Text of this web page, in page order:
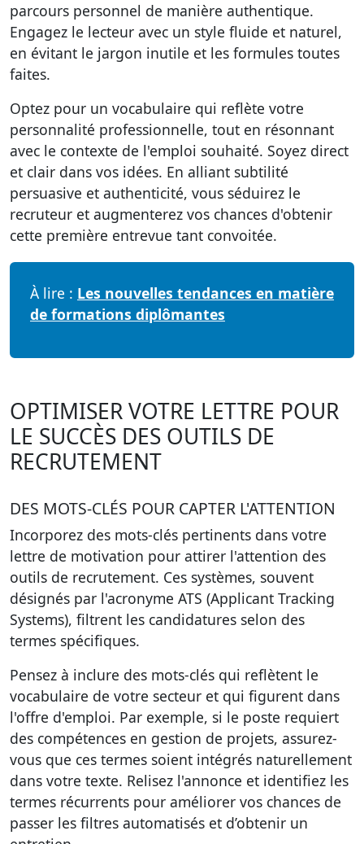
parcours personnel de manière authentique.
Engagez le lecteur avec un style fluide et naturel,
en évitant le jargon inutile et les formules toutes
faites.
Optez pour un vocabulaire qui reflète votre
personnalité professionnelle, tout en résonnant
avec le contexte de l'emploi souhaité. Soyez direct
et clair dans vos idées. En alliant subtilité
persuasive et authenticité, vous séduirez le
recruteur et augmenterez vos chances d'obtenir
cette première entrevue tant convoitée.
À lire : Les nouvelles tendances en matière
de formations diplômantes
OPTIMISER VOTRE LETTRE POUR
LE SUCCÈS DES OUTILS DE
RECRUTEMENT
DES MOTS-CLÉS POUR CAPTER L'ATTENTION
Incorporez des mots-clés pertinents dans votre
lettre de motivation pour attirer l'attention des
outils de recrutement. Ces systèmes, souvent
désignés par l'acronyme ATS (Applicant Tracking
Systems), filtrent les candidatures selon des
termes spécifiques.
Pensez à inclure des mots-clés qui reflètent le
vocabulaire de votre secteur et qui figurent dans
l'offre d'emploi. Par exemple, si le poste requiert
des compétences en gestion de projets, assurez-
vous que ces termes soient intégrés naturellement
dans votre texte. Relisez l'annonce et identifiez les
termes récurrents pour améliorer vos chances de
passer les filtres automatisés et d’obtenir un